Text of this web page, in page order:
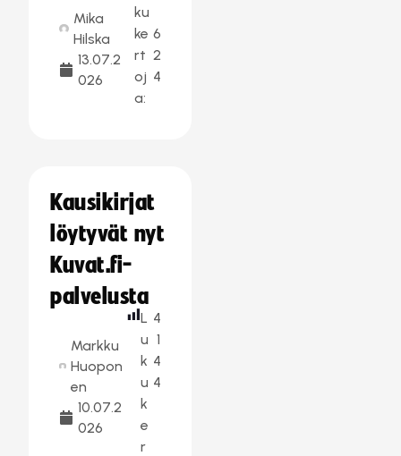
Mika
Hilska
13.07.2
026
ku
ke
rt
oj
a:
6
2
4
Kausikirjat
löytyvät nyt
Kuvat.fi-
palvelusta
Markku
Huopon
en
10.07.2
026
L
u
k
u
k
e
r
4
1
4
4